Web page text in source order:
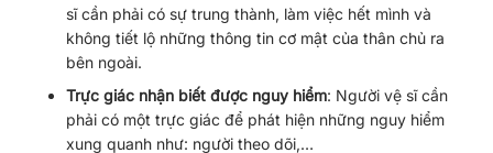
sĩ cần phải có sự trung thành, làm việc hết mình và
không tiết lộ những thông tin cơ mật của thân chủ ra
bên ngoài.
Trực giác nhận biết được nguy hiểm: Người vệ sĩ cần
phải có một trực giác để phát hiện những nguy hiểm
xung quanh như: người theo dõi,…